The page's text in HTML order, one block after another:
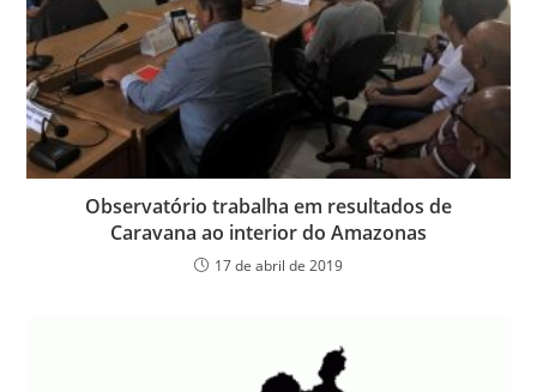
Observatório trabalha em resultados de
Caravana ao interior do Amazonas
17 de abril de 2019